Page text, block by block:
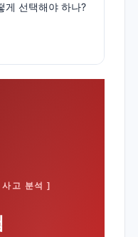
게 선택해야 하나?
고 분석 ]